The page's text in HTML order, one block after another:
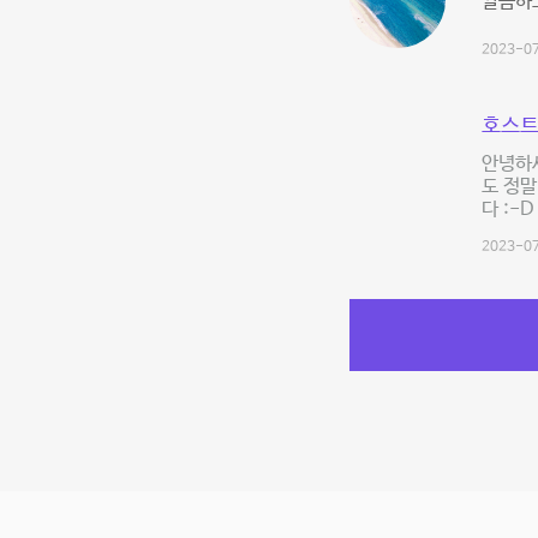
2023-
호스
안녕하
도 정
다 :-D
2023-